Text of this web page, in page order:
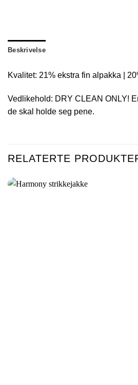
Beskrivelse
Kvalitet: 21% ekstra fin alpakka |
Vedlikehold: DRY CLEAN ONLY!
de skal holde seg pene.
RELATERTE